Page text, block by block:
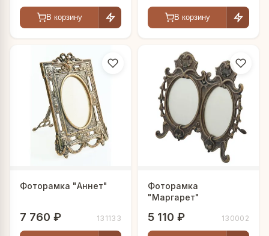
В корзину В корзину
Фоторамка "Аннет"
7 760 ₽ 131133
Фоторамка
"Маргарет"
5 110 ₽ 130002